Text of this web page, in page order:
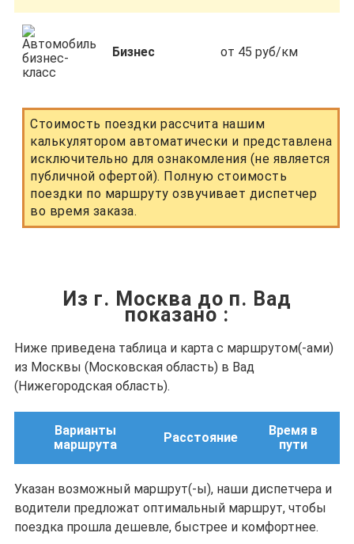
Бизнес от 45 руб/км
Стоимость поездки рассчита нашим
калькулятором автоматически и представлена
исключительно для ознакомления (не является
публичной офертой). Полную стоимость
поездки по маршруту озвучивает диспетчер
во время заказа.
Из г. Москва до п. Вад
показано :
Ниже приведена таблица и карта с маршрутом(-ами)
из Москвы (Московская область) в Вад
(Нижегородская область).
Варианты
маршрута
Расстояние
Время в
пути
Указан возможный маршрут(-ы), наши диспетчера и
водители предложат оптимальный маршрут, чтобы
поездка прошла дешевле, быстрее и комфортнее.